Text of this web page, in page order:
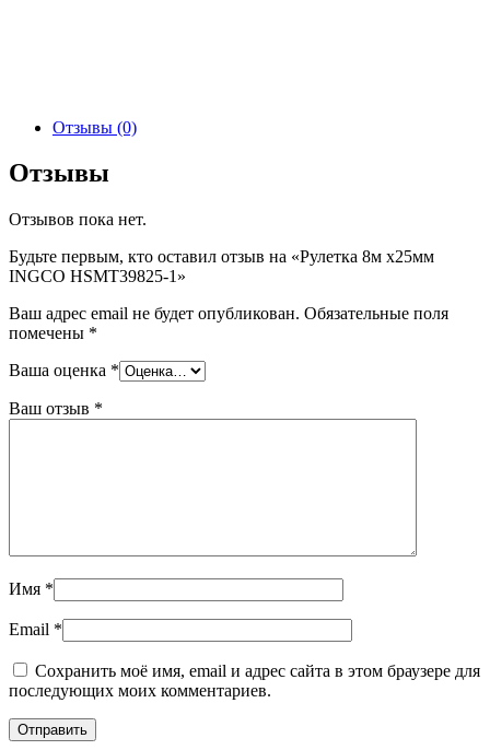
Отзывы (0)
Отзывы
Отзывов пока нет.
Будьте первым, кто оставил отзыв на «Рулетка 8м x25мм
INGCO HSMT39825-1»
Ваш адрес email не будет опубликован. Обязательные поля
помечены *
Ваша оценка *
Ваш отзыв *
Имя *
Email *
Сохранить моё имя, email и адрес сайта в этом браузере для
последующих моих комментариев.